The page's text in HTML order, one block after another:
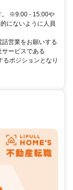
。 ※9:00 - 15:00や
にないように人員
営業をお願いする
ービスである
ポジションとなり